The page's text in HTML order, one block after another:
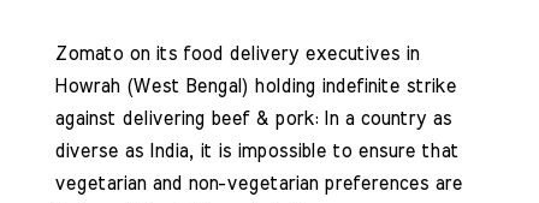
Zomato on its food delivery executives in
Howrah (West Bengal) holding indefinite strike
against delivering beef & pork: In a country as
diverse as India, it is impossible to ensure that
vegetarian and non-vegetarian preferences are